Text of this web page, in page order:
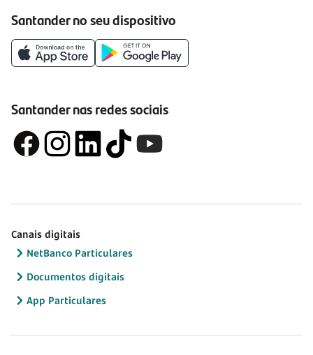
Santander no seu dispositivo
Santander nas redes sociais
Canais digitais
NetBanco Particulares
Documentos digitais
App Particulares